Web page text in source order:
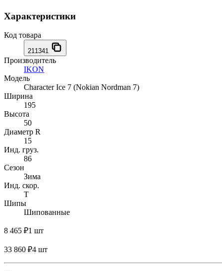
Характеристики
Код товара
211341
Производитель
IKON
Модель
Character Ice 7 (Nokian Nordman 7)
Ширина
195
Высота
50
Диаметр R
15
Инд. груз.
86
Сезон
Зима
Инд. скор.
T
Шипы
Шипованные
8 465 ₽1 шт
33 860 ₽4 шт